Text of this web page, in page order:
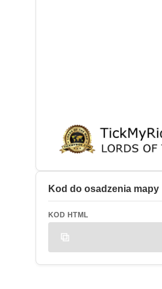
Kod do osadzenia mapy
KOD HTML